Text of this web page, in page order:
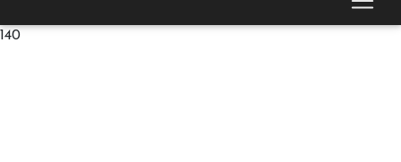
140